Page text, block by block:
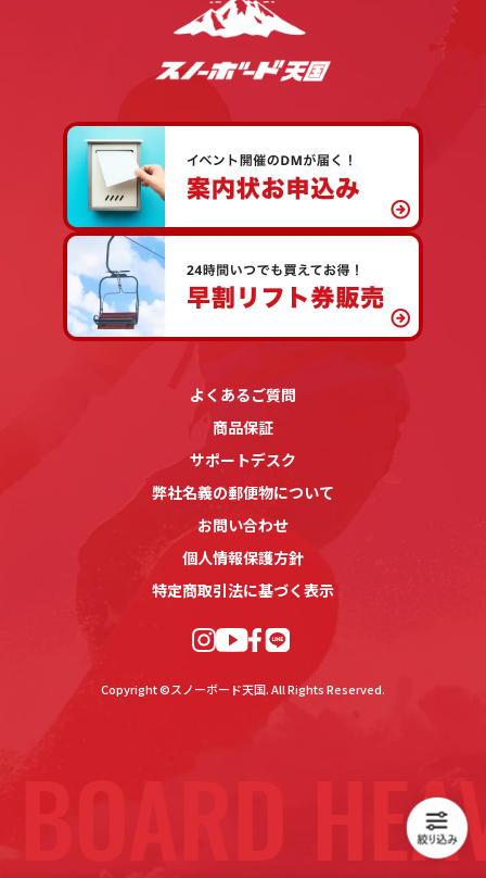
よくあるご質問
商品保証
サポートデスク
弊社名義の郵便物について
お問い合わせ
個人情報保護方針
特定商取引法に基づく表示
Copyright ©スノーボード天国. All Rights Reserved.